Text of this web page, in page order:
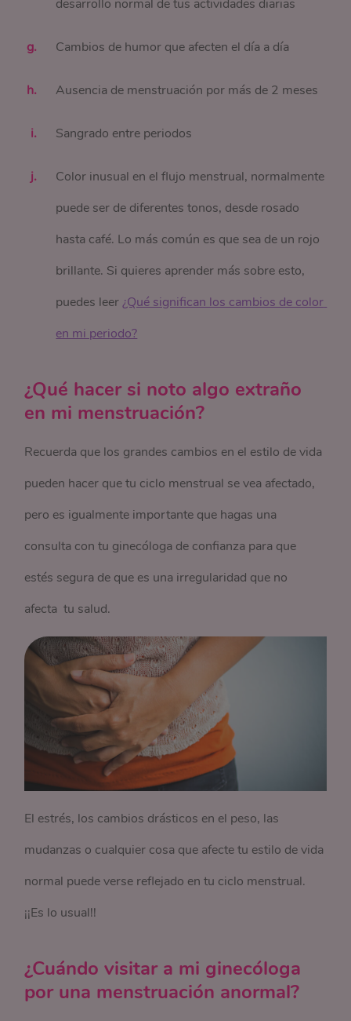
desarrollo normal de tus actividades diarias
Cambios de humor que afecten el día a día
Ausencia de menstruación por más de 2 meses
Sangrado entre periodos
Color inusual en el flujo menstrual, normalmente
puede ser de diferentes tonos, desde rosado
hasta café. Lo más común es que sea de un rojo
brillante. Si quieres aprender más sobre esto,
puedes leer¿Qué significan los cambios de color
en mi periodo?
¿Qué hacer si noto algo extraño
en mi menstruación?
Recuerda que los grandes cambios en el estilo de vida
pueden hacer que tu ciclo menstrual se vea afectado,
pero es igualmente importante que hagas una
consulta con tu ginecóloga de confianza para que
estés segura de que es una irregularidad que no
afecta tu salud.
El estrés, los cambios drásticos en el peso, las
mudanzas o cualquier cosa que afecte tu estilo de vida
normal puede verse reflejado en tu ciclo menstrual.
¡¡Es lo usual!!
¿Cuándo visitar a mi ginecóloga
por una menstruación anormal?